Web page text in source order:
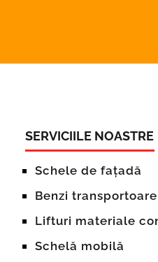
SERVICIILE NOASTRE
Schele de fațadă
Benzi transportoare
Lifturi materiale
Schelă mobilă